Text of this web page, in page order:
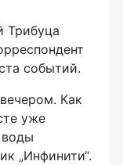
Трибуца
событий.
Как
уже
„Инфинити“.